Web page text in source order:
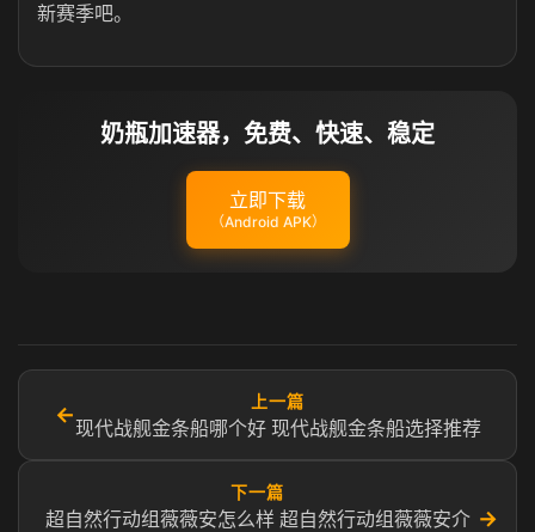
新赛季吧。
奶瓶加速器，免费、快速、稳定
立即下载
（Android APK）
←
上一篇
现代战舰金条船哪个好 现代战舰金条船选择推荐
下一篇
超自然行动组薇薇安怎么样 超自然行动组薇薇安介 →